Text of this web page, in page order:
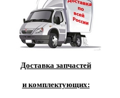
Доставка запчастей
и комплектующих: